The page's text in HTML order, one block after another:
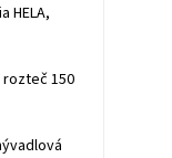
HELA,
rozteč 150